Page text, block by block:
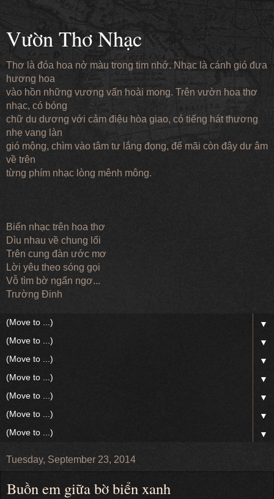
Vườn Thơ Nhạc
Thơ là đóa hoa nở màu trong tim nhớ. Nhạc là cánh gió đưa
hương hoa
vào hồn những vương vấn hoài mong. Trên vườn hoa thơ
nhạc, có bóng
chữ du dương với cảm điệu hòa giao, có tiếng hát thương
nhẹ vang làn
gió mộng, chìm vào tâm tư lắng đọng, để mãi còn đây dư âm
về trên
từng phím nhạc lòng mênh mông.
Biển nhạc trên hoa thơ
Dìu nhau về chung lối
Trên cung đàn ước mơ
Lời yêu theo sóng gọi
Vỗ tìm bờ ngẩn ngơ...
Trường Đinh
▼
▼
▼
▼
▼
▼
▼
Tuesday, September 23, 2014
Buồn em giữa bờ biển xanh